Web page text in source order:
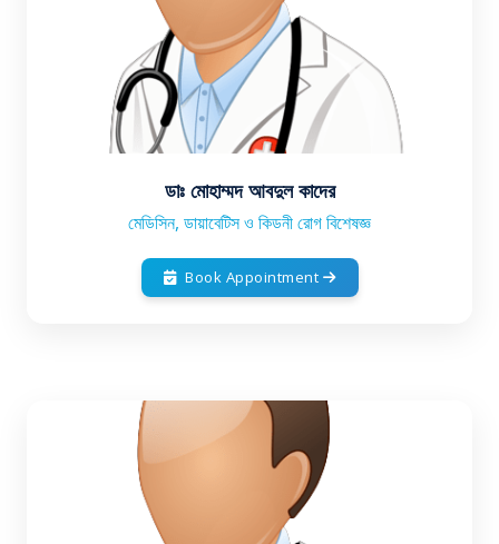
ডাঃ মোহাম্মদ আবদুল কাদের
মেডিসিন, ডায়াবেটিস ও কিডনী রোগ বিশেষজ্ঞ
Book Appointment